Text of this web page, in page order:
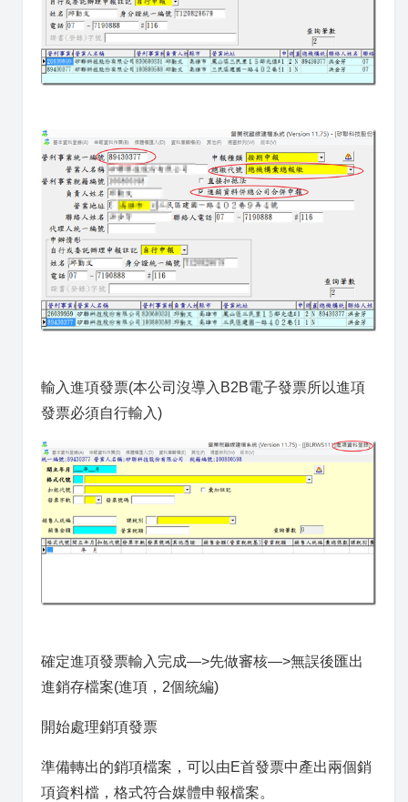
輸入進項發票(本公司沒導入B2B電子發票所以進項
發票必須自行輸入)
確定進項發票輸入完成—>先做審核—>無誤後匯出
進銷存檔案(進項，2個統編)
開始處理銷項發票
準備轉出的銷項檔案，可以由E首發票中產出兩個銷
項資料檔，格式符合媒體申報檔案。